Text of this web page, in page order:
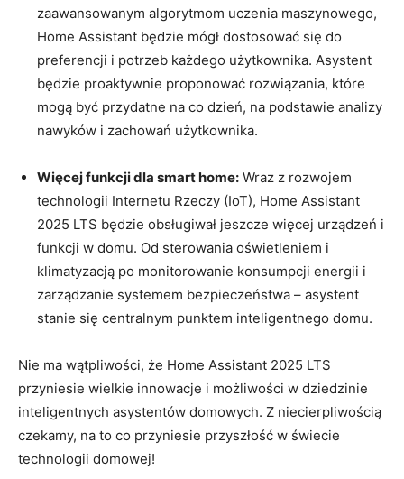
zaawansowanym ⁤algorytmom uczenia ‍maszynowego,
Home Assistant będzie mógł dostosować się do
preferencji i potrzeb każdego użytkownika. ⁣Asystent
będzie proaktywnie proponować rozwiązania, które
mogą być ⁣przydatne na co dzień,⁤ na podstawie analizy
nawyków i⁣ zachowań użytkownika.
Więcej funkcji dla smart home: Wraz⁣ z rozwojem
technologii Internetu Rzeczy⁢ (IoT), Home Assistant
2025 LTS będzie obsługiwał jeszcze więcej urządzeń i
funkcji w domu. Od​ sterowania ⁤oświetleniem i
klimatyzacją po ⁢monitorowanie konsumpcji energii​ i
⁤zarządzanie systemem bezpieczeństwa – asystent
stanie się centralnym punktem inteligentnego domu.
Nie ma wątpliwości, że ⁤Home Assistant‌ 2025 LTS
⁣przyniesie wielkie⁢ innowacje i możliwości w dziedzinie
‍inteligentnych asystentów domowych. ⁣Z ⁢niecierpliwością
czekamy, ⁤na to⁢ co przyniesie przyszłość w świecie
⁣technologii domowej!